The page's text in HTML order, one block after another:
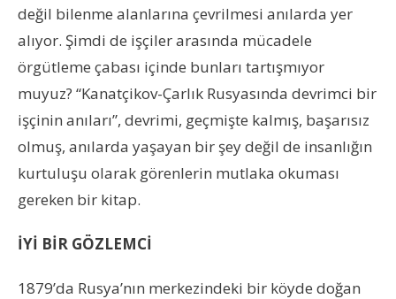
değil bilenme alanlarına çevrilmesi anılarda yer
alıyor. Şimdi de işçiler arasında mücadele
örgütleme çabası içinde bunları tartışmıyor
muyuz? “Kanatçikov-Çarlık Rusyasında devrimci bir
işçinin anıları”, devrimi, geçmişte kalmış, başarısız
olmuş, anılarda yaşayan bir şey değil de insanlığın
kurtuluşu olarak görenlerin mutlaka okuması
gereken bir kitap.
İYİ BİR GÖZLEMCİ
1879’da Rusya’nın merkezindeki bir köyde doğan